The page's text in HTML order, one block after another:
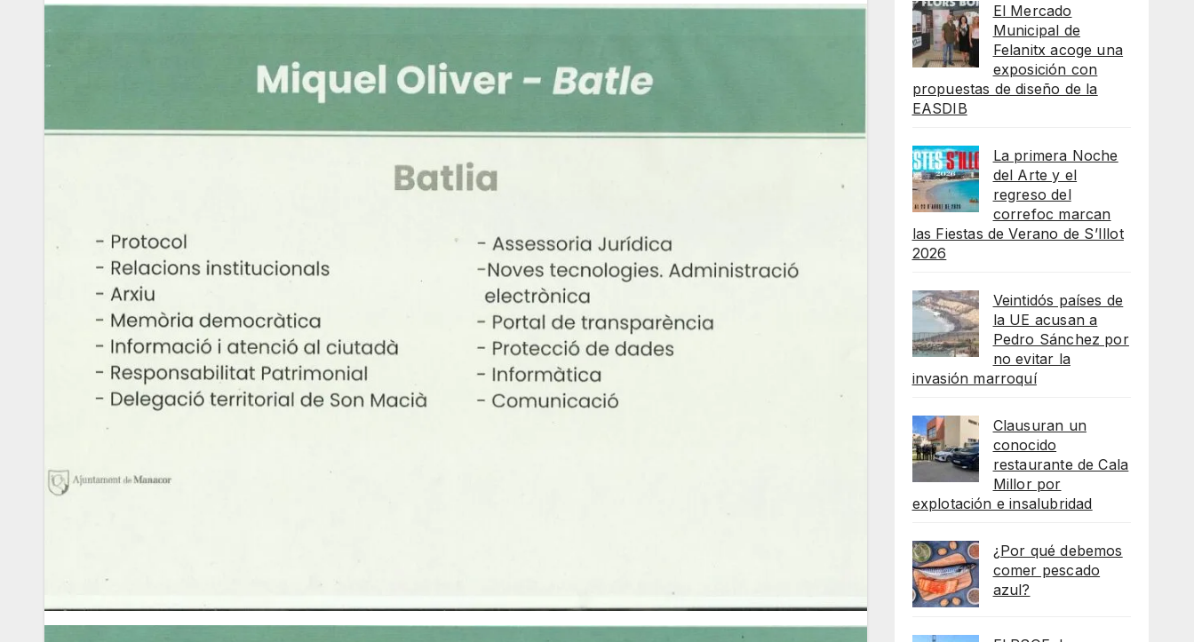
El Mercado
Municipal de
Felanitx acoge una
exposición con
propuestas de diseño de la
EASDIB
La primera Noche
del Arte y el
regreso del
correfoc marcan
las Fiestas de Verano de S’Illot
2026
Veintidós países de
la UE acusan a
Pedro Sánchez por
no evitar la
invasión marroquí
Clausuran un
conocido
restaurante de Cala
Millor por
explotación e insalubridad
¿Por qué debemos
comer pescado
azul?